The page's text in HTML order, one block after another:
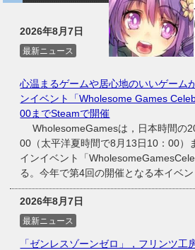
2026年8月7日
最新ニュース
心温まるゲームや居心地のいいゲーム
ンイベント「Wholesome Games
00までSteamで開催
WholesomeGamesは，日本時間の
00（太平洋夏時間で8月13日10：00）
インイベント「
る。今年で第4回の開催となる本イベン
2026年8月7日
最新ニュース
「ゼンレスゾーンゼロ」，フリンツ工